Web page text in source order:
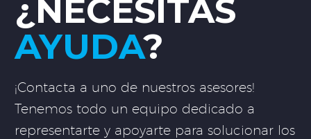
¿NECESITAS
AYUDA?
¡Contacta a uno de nuestros asesores!
Tenemos todo un equipo dedicado a
representarte y apoyarte para solucionar los